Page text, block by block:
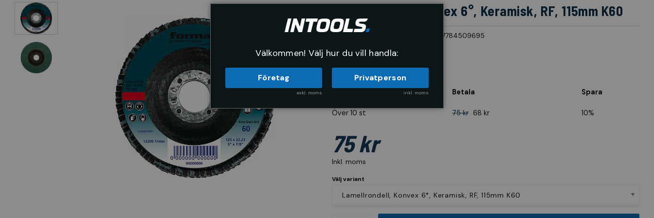
Lamellrondell, Konvex 6°, Keramisk, RF, 115mm K60
4317784509695
Betala Spara
Över 10 st 75 kr 68 kr 10%
Inkl. moms
75 kr
Välj variant
Välkommen! Välj hur du vill handla:
Företag
exkl. moms
Privatperson
inkl. moms